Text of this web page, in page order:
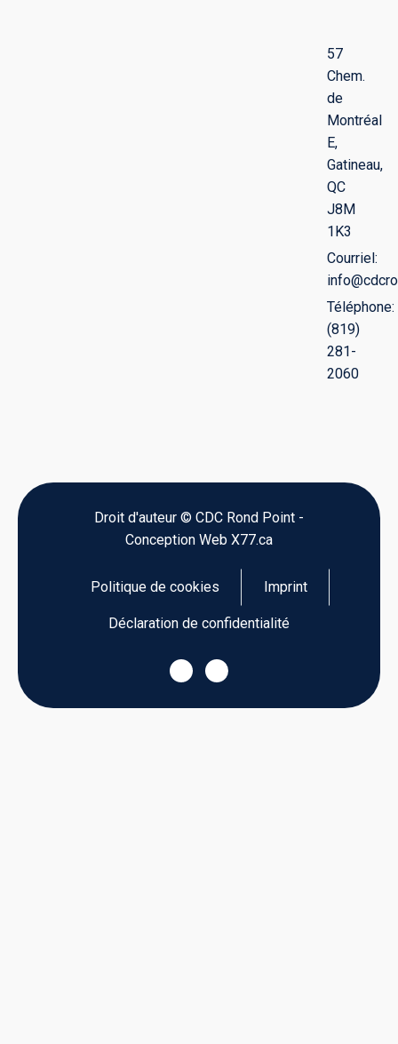
57
Chem.
de
Montréal
E,
Gatineau,
QC
J8M
1K3
Courriel:
Téléphone:
(819)
281-
2060
Droit d'auteur © CDC Rond Point -
Conception Web X77.ca
Politique de cookies Imprint
Déclaration de confidentialité